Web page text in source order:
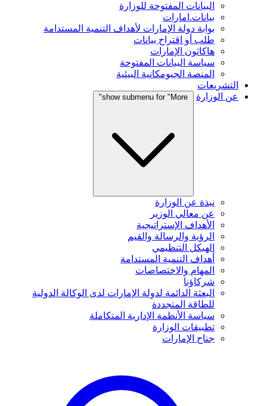
البيانات المفتوحة للوزارة
بيانات.امارات
بوابة دولة الإمارات لأهداف التنمية المستدامة
طلب أو اقتراح بيانات
هاكاثون الإمارات
سياسة البيانات المفتوحة
المنصة الجيومكانية البيئية
التشريعات
عن الوزارة
show submenu for "More"
نبذة عن الوزارة
عن معالي الوزير
الأهداف الإستراتيجية
الرؤية والرسالة والقيم
الهيكل التنظيمي
أهداف التنمية المستدامة
المهام والاختصاصات
شركاؤنا
البعثة الدائمة لدولة الإمارات لدى الوكالة الدولية
للطاقة المتجددة
سياسة الأنظمة الإدارية المتكاملة
تطبيقات الوزارة
جناح الإمارات